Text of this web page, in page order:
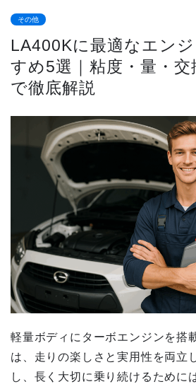
その他
LA400Kに最適なエン
すめ5選｜粘度・量・交
で徹底解説
軽量ボディにターボエンジンを搭
は、走りの楽しさと実用性を両立
し、長く大切に乗り続けるために